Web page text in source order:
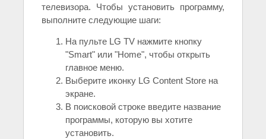
телевизора. Чтобы установить программу,
выполните следующие шаги:
На пульте LG TV нажмите кнопку
"Smart" или "Home", чтобы открыть
главное меню.
Выберите иконку LG Content Store на
экране.
В поисковой строке введите название
программы, которую вы хотите
установить.